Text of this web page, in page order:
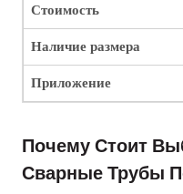
Стоимость
Наличие размера
Приложение
Почему Стоит
Сварные Трубы